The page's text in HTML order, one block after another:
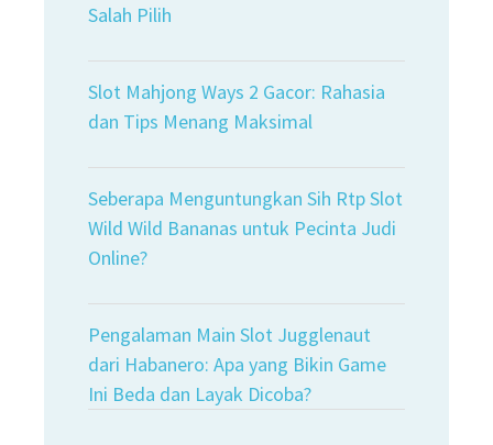
Salah Pilih
Slot Mahjong Ways 2 Gacor: Rahasia
dan Tips Menang Maksimal
Seberapa Menguntungkan Sih Rtp Slot
Wild Wild Bananas untuk Pecinta Judi
Online?
Pengalaman Main Slot Jugglenaut
dari Habanero: Apa yang Bikin Game
Ini Beda dan Layak Dicoba?